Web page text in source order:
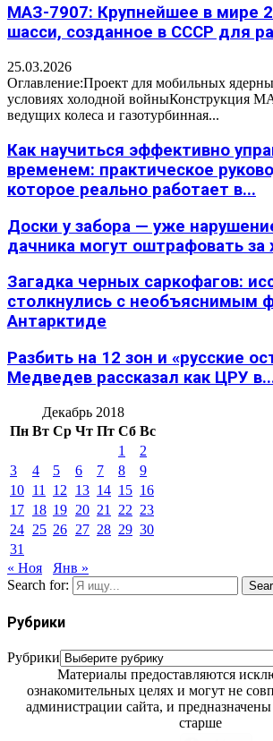
МАЗ-7907: Крупнейшее в мире
шасси, созданное в СССР для
25.03.2026
Оглавление:Проект для мобильных
условиях холодной войныКонструкция
ведущих колеса и газотурбинная...
Как научиться эффективно
временем: практическое
которое реально работает в...
Доски у забора — уже
дачника могут оштрафовать за
Загадка черных саркофагов:
столкнулись с необъяснимым
Антарктиде
Разбить на 12 зон и «русские
Медведев рассказал как ЦРУ
Декабрь 2018
Пн Вт Ср Чт Пт Сб Вс
1
2
3
4 5 6 7 8
9
10 11 12 13 14 15 16
17 18 19 20 21 22 23
24 25 26 27 28 29 30
31
« Ноя
Янв »
Search for:
Рубрики
Рубрики
Материалы предоставляются
ознакомительных целях и могут не
администрации сайта, и
старше